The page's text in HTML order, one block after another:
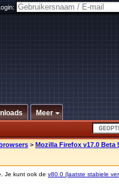
Meer
> Mozilla Firefox v17.0 Beta
Je kunt ook de v80.0 (laatste stabiele